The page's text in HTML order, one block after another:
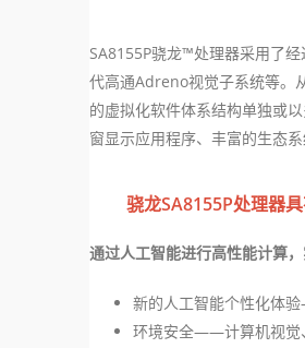
SA8155P骁龙™处理器采用了
代高通Adreno视觉子系统等。
的虚拟化软件体系结构单独或
窗显示应用程序、丰富的生态系
骁龙SA8155P处理器具
通过人工智能进行高性能计算
新的人工智能个性化体
环境安全——计算机视觉